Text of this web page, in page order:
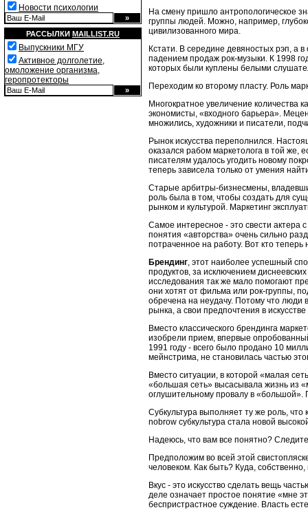
Новости психологии
РАССЫЛКИ MAILLIST.RU
Выпускники МГУ
Активное долголетие,
омоложение организма,
геропротекторы
На смену пришло антропологическое
группы людей. Можно, например,
цивилизованного мира.
Кстати. В середине девяностых рэп, а
падением продаж рок-музыки. К 1998
которых были куплены белыми
Переходим ко второму пласту. Роль
Многократное увеличение количества
экономисты, «входного барьера».
множились, художники и писатели,
Рынок искусства переполнился.
оказался рабом маркетолога в той
писателям удалось угодить новому
теперь зависела только от умения
Старые арбитры-бизнесмены,
роль была в том, чтобы создать для
рынком и культурой. Маркетинг
Самое интересное - это свести актера
понятия «авторства» очень сильно
потраченное на работу. Вот кто теперь
Брендинг , этот наиболее успешный
продуктов, за исключением
исследования так же мало помогают
они хотят от фильма или рок-группы,
обречена на неудачу. Потому что люди
рынка, а свои предпочтения в
Вместо классического брендинга
изобрели прием, впервые
1991 году - всего было продано 10
мейнстрима, не становилась частью
Вместо ситуации, в которой «малая
«большая сеть» высасывала жизнь из
оглушительному провалу в «большой».
Субкультура выполняет ту же роль,
nobrow субкультура стала новой
Надеюсь, что вам все понятно?
Предположим во всей этой
человеком. Как быть? Куда,
Вкус - это искусство сделать вещь
деле означает простое понятие «мне
беспристрастное суждение. Власть